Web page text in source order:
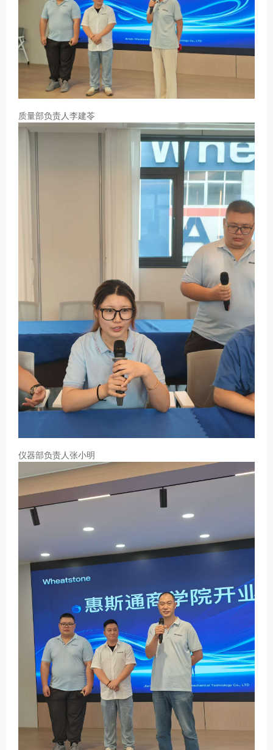
质量部负责人李建苓
仪器部负责人张小明